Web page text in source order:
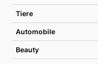
Tiere
Automobile
Beauty